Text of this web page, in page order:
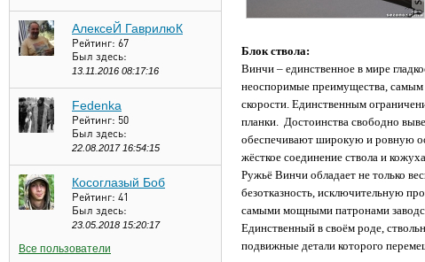
АлексеЙ ГаврилюК
Рейтинг: 67
Был здесь:
13.11.2016 08:17:16
Fedenka
Рейтинг: 50
Был здесь:
22.08.2017 16:54:15
Косоглазый Боб
Рейтинг: 41
Был здесь:
23.05.2018 15:20:17
Все пользователи
Блок ствола:
Винчи – единственное в мире
неоспоримые преимущества, самым
скорости. Единственным
планки. Достоинства свободно
обеспечивают широкую и ровную
жёсткое соединение ствола и
Ружьё Винчи обладает не только
безотказность, исключительную
самыми мощными патронами
Единственный в своём роде,
подвижные детали которого